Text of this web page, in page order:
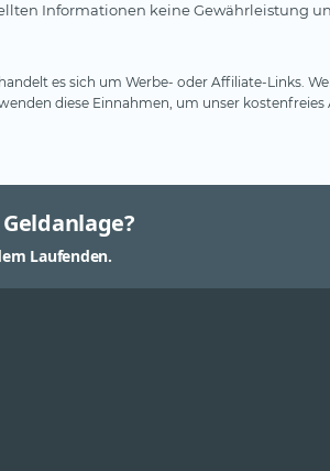
Informationen keine Gewährleistung
es sich um Werbe- oder Affiliate-Links.
diese Einnahmen, um unser
Laufenden.